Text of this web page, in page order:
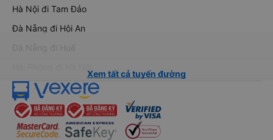
Hà Nội đi Tam Đảo
Đà Nẵng đi Hội An
Đà Nẵng đi Huế
Xem tất cả tuyến đường